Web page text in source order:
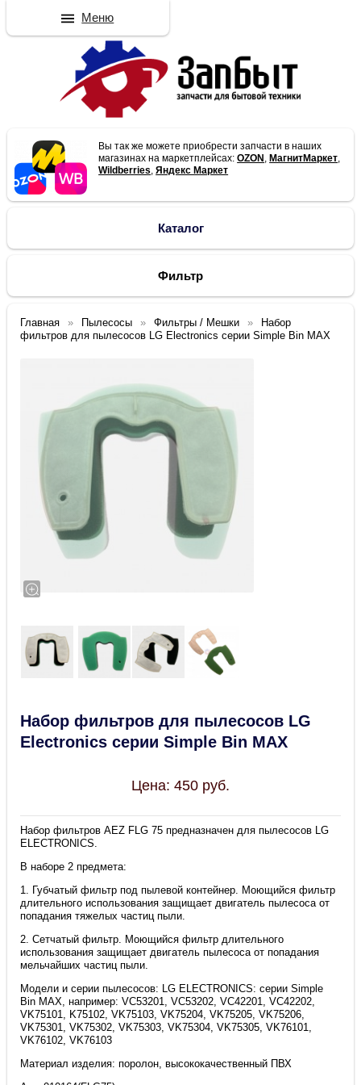
Вы так же можете приобрести запчасти в наших
магазинах на маркетплейсах:OZON , МагнитМаркет,
Wildberries,Яндекс Маркет
Каталог
Фильтр
Главная Пылесосы Фильтры / Мешки
Набор
фильтров для пылесосов LG Electronics серии Simple Bin MAX
Набор фильтров для пылесосов LG
Electronics серии Simple Bin MAX
Цена: 450 руб.
Набор фильтров AEZ FLG 75 предназначен для пылесосов LG
ELECTRONICS.
В наборе 2 предмета:
1. Губчатый фильтр под пылевой контейнер. Моющийся фильтр
длительного использования защищает двигатель пылесоса от
попадания тяжелых частиц пыли.
2. Сетчатый фильтр. Моющийся фильтр длительного
использования защищает двигатель пылесоса от попадания
мельчайших частиц пыли.
Модели и серии пылесосов: LG ELECTRONICS: серии Simple
Bin MAX, например: VC53201, VC53202, VC42201, VC42202,
VK75101, K75102, VK75103, VK75204, VK75205, VK75206,
VK75301, VK75302, VK75303, VK75304, VK75305, VK76101,
VK76102, VK76103
Материал изделия: поролон, высококачественный ПВХ
Меню